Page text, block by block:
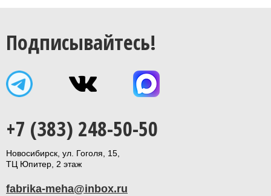
Подписывайтесь!
+7 (383) 248-50-50
Новосибирск, ул. Гоголя, 15,
ТЦ Юпитер, 2 этаж
fabrika-meha@inbox.ru